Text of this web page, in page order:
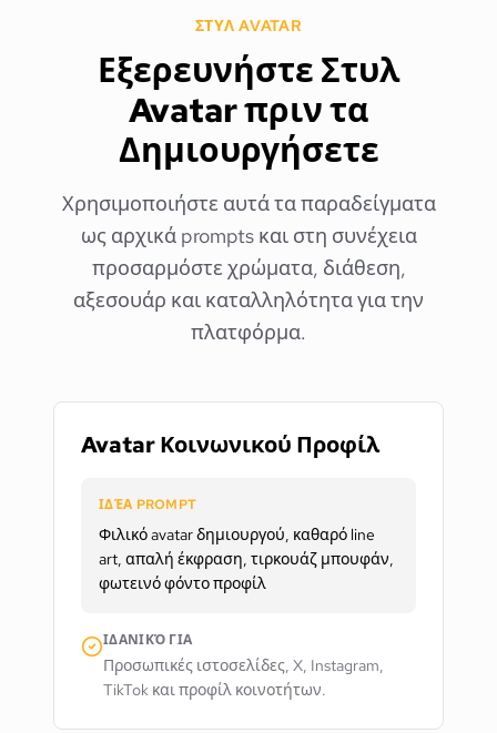
ΣΤΥΛ AVATAR
Εξερευνήστε Στυλ
Avatar πριν τα
Δημιουργήσετε
Χρησιμοποιήστε αυτά τα παραδείγματα
ως αρχικά prompts και στη συνέχεια
προσαρμόστε χρώματα, διάθεση,
αξεσουάρ και καταλληλότητα για την
πλατφόρμα.
Avatar Κοινωνικού Προφίλ
ΙΔΈΑ PROMPT
Φιλικό avatar δημιουργού, καθαρό line
art, απαλή έκφραση, τιρκουάζ μπουφάν,
φωτεινό φόντο προφίλ
ΙΔΑΝΙΚΌ ΓΙΑ
Προσωπικές ιστοσελίδες, X, Instagram,
TikTok και προφίλ κοινοτήτων.